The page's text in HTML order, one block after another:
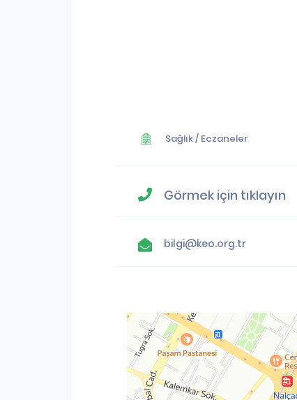
Sağlık/ Eczaneler
Görmek için tıklayın
bilgi@keo.org.tr